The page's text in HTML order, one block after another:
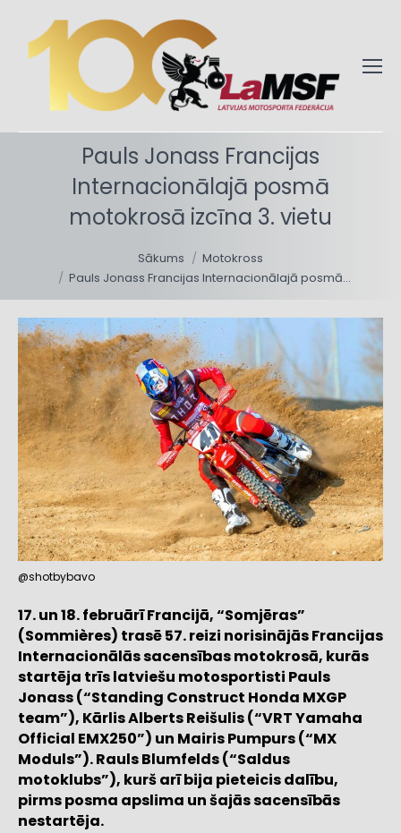
Pauls Jonass Francijas
Internacionālajā posmā
motokrosā izcīna 3. vietu
Sākums
Motokross
Pauls Jonass Francijas Internacionālajā posmā…
@shotbybavo
17. un 18. februārī Francijā, “Somjēras”
(Sommières) trasē 57. reizi norisinājās Francijas
Internacionālās sacensības motokrosā, kurās
startēja trīs latviešu motosportisti Pauls
Jonass (“Standing Construct Honda MXGP
team”), Kārlis Alberts Reišulis (“VRT Yamaha
Official EMX250”) un Mairis Pumpurs (“MX
Moduls”). Rauls Blumfelds (“Saldus
motoklubs”), kurš arī bija pieteicis dalību,
pirms posma apslima un šajās sacensībās
nestartēja.